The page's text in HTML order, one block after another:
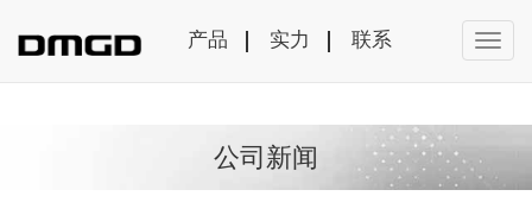
产品 实力 联系
公司新闻